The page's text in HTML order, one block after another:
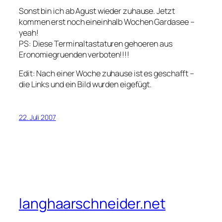
Sonst bin ich ab Agust wieder zuhause. Jetzt
kommen erst noch eineinhalb Wochen Gardasee –
yeah!
PS: Diese Terminaltastaturen gehoeren aus
Eronomiegruenden verboten!!!!
Edit: Nach einer Woche zuhause ist es geschafft –
die Links und ein Bild wurden eigefügt.
22. Juli 2007
langhaarschneider.net